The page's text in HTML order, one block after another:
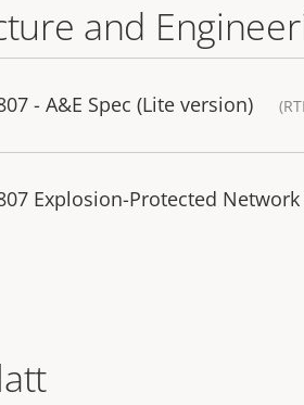
and
- A&E Spec (Lite version)
Explosion-Protected